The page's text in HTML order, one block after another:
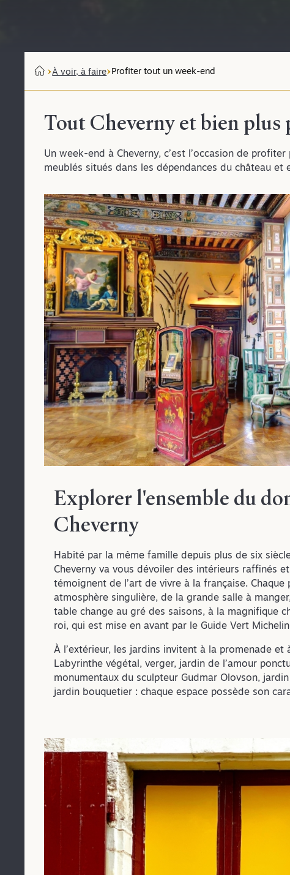
À voir, à faire Profiter tout un week-end
Tout Cheverny et bien plus
Un week-end à Cheverny, c’est l’occasion de
meublés situés dans les dépendances du château et
Explorer l'ensemble du
Cheverny
Habité par la même famille depuis plus de six
Cheverny va vous dévoiler des intérieurs raffinés
témoignent de l’art de vivre à la française. Chaque
atmosphère singulière, de la grande salle à
table change au gré des saisons, à la magnifique
roi, qui est mise en avant par le Guide Vert
À l’extérieur, les jardins invitent à la promenade et
Labyrinthe végétal, verger, jardin de l’amour
monumentaux du sculpteur Gudmar Olovson,
jardin bouquetier : chaque espace possède son